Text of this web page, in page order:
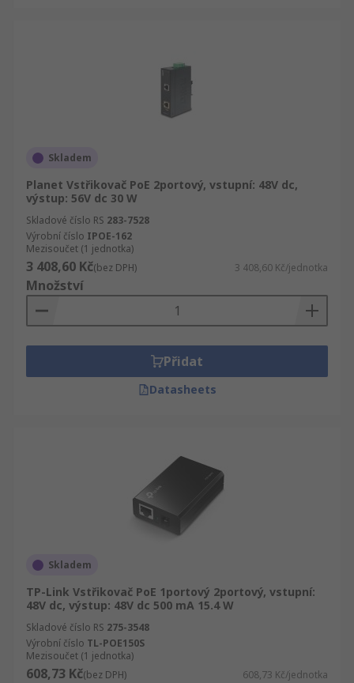
Skladem
Planet Vstřikovač PoE 2portový, vstupní: 48V dc,
výstup: 56V dc 30 W
Skladové číslo RS 283-7528
Výrobní číslo IPOE-162
Mezisoučet (1 jednotka)
3 408,60 Kč(bez DPH) 3 408,60 Kč/jednotka
Množství
Přidat
Datasheets
Skladem
TP-Link Vstřikovač PoE 1portový 2portový, vstupní:
48V dc, výstup: 48V dc 500 mA 15.4 W
Skladové číslo RS 275-3548
Výrobní číslo TL-POE150S
Mezisoučet (1 jednotka)
608,73 Kč(bez DPH) 608,73 Kč/jednotka